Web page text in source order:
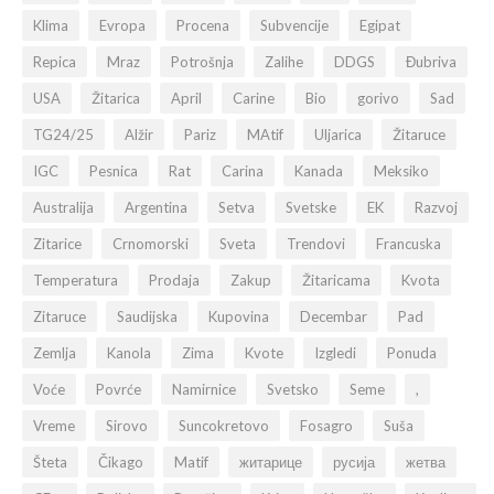
uticati i pad cena kukuruza za stočnu hranu.
Klima Evropa Procena Subvencije Egipat
Repica Mraz Potrošnja Zalihe DDGS Đubriva
USA Žitarica April Carine Bio gorivo Sad
TG24/25 Alžir Pariz MAtif Uljarica Žitaruce
IGC Pesnica Rat Carina Kanada Meksiko
Australija Argentina Setva Svetske EK Razvoj
Zitarice Crnomorski Sveta Trendovi Francuska
Temperatura Prodaja Zakup Žitaricama Kvota
Zitaruce Saudijska Kupovina Decembar Pad
Zemlja Kanola Zima Kvote Izgledi Ponuda
Voće Povrće Namirnice Svetsko Seme ,
Vreme Sirovo Suncokretovo Fosagro Suša
Šteta Čikago Matif житарице русија жетва